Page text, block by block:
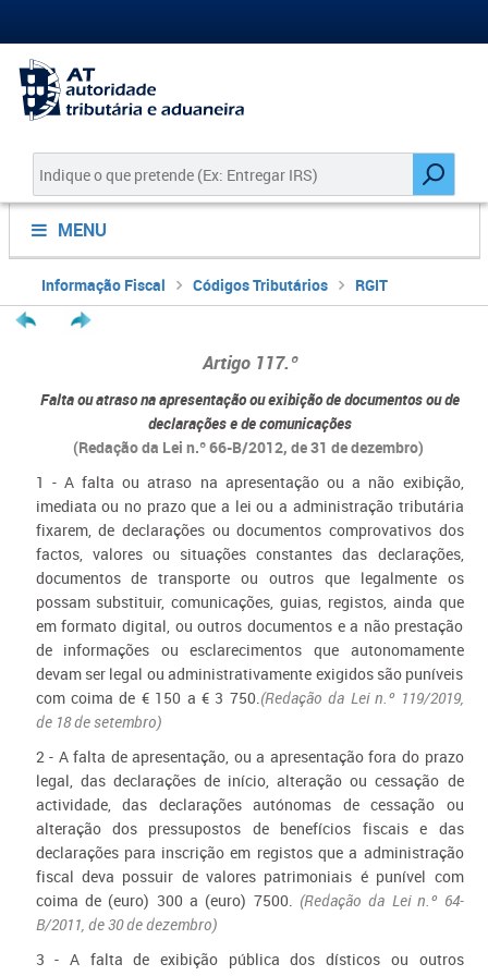
MENU
Informação Fiscal Códigos Tributários RGIT
Artigo 117.º
Falta ou atraso na apresentação ou exibição de documentos ou de
declarações e de comunicações
(Redação da Lei n.º 66-B/2012, de 31 de dezembro)
1 - A falta ou atraso na apresentação ou a não exibição,
imediata ou no prazo que a lei ou a administração tributária
fixarem, de declarações ou documentos comprovativos dos
factos, valores ou situações constantes das declarações,
documentos de transporte ou outros que legalmente os
possam substituir, comunicações, guias, registos, ainda que
em formato digital, ou outros documentos e a não prestação
de informações ou esclarecimentos que autonomamente
devam ser legal ou administrativamente exigidos são puníveis
com coima de € 150 a € 3 750.(Redação da Lei n.º 119/2019,
de 18 de setembro)
2 - A falta de apresentação, ou a apresentação fora do prazo
legal, das declarações de início, alteração ou cessação de
actividade, das declarações autónomas de cessação ou
alteração dos pressupostos de benefícios fiscais e das
declarações para inscrição em registos que a administração
fiscal deva possuir de valores patrimoniais é punível com
coima de (euro) 300 a (euro) 7500. (Redação da Lei n.º 64-
B/2011, de 30 de dezembro)
3 - A falta de exibição pública dos dísticos ou outros